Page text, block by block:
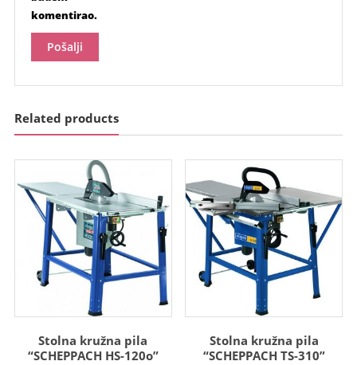
komentirao.
Related products
Stolna kružna pila
“SCHEPPACH HS-120o”
Stolna kružna pila
“SCHEPPACH TS-310”